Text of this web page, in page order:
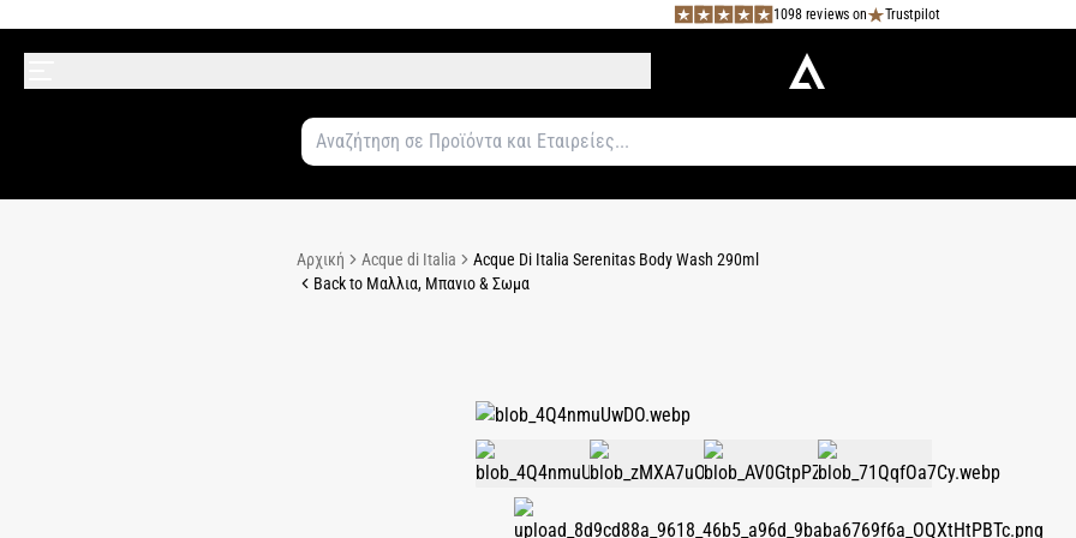
1098 reviews on Trustpilot
Αρχική Acque di Italia
Acque Di Italia Serenitas Body Wash 290ml
Back to Μαλλια, Μπανιο & Σωμα